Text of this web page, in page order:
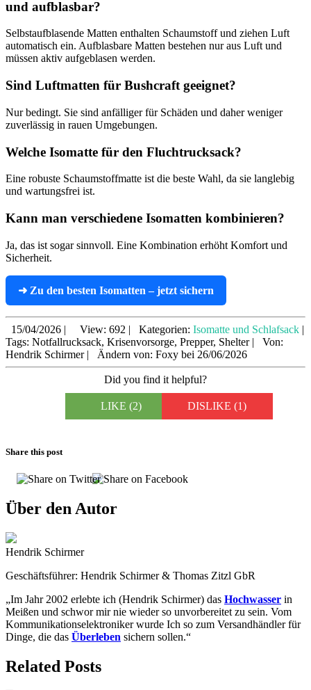
und aufblasbar?
Selbstaufblasende Matten enthalten Schaumstoff und ziehen Luft
automatisch ein. Aufblasbare Matten bestehen nur aus Luft und
müssen aktiv aufgeblasen werden.
Sind Luftmatten für Bushcraft geeignet?
Nur bedingt. Sie sind anfälliger für Schäden und daher weniger
zuverlässig in rauen Umgebungen.
Welche Isomatte für den Fluchtrucksack?
Eine robuste Schaumstoffmatte ist die beste Wahl, da sie langlebig
und wartungsfrei ist.
Kann man verschiedene Isomatten kombinieren?
Ja, das ist sogar sinnvoll. Eine Kombination erhöht Komfort und
Sicherheit.
➜ Zu den besten Isomatten – jetzt sichern
15/04/2026 | View: 692 | Kategorien: Isomatte und Schlafsack |
Tags: Notfallrucksack, Krisenvorsorge, Prepper, Shelter|
Von:
Hendrik Schirmer | Ändern von: Foxy bei 26/06/2026
Did you find it helpful?
LIKE (2) DISLIKE (1)
Share this post
Über den Autor
Hendrik Schirmer
Geschäftsführer: Hendrik Schirmer & Thomas Zitzl GbR
„Im Jahr 2002 erlebte ich (Hendrik Schirmer) das Hochwasser in
Meißen und schwor mir nie wieder so unvorbereitet zu sein. Vom
Kommunikationselektroniker wurde Ich so zum Versandhändler für
Dinge, die das Überleben sichern sollen.“
Related Posts